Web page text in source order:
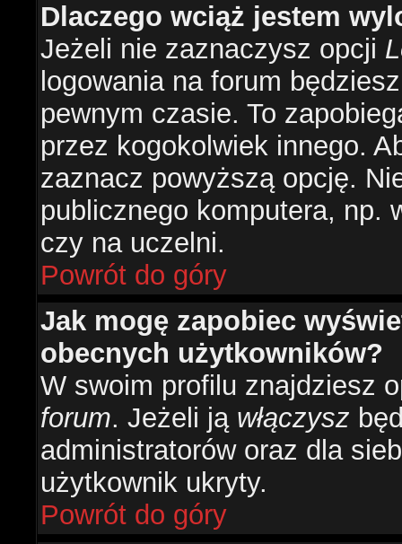
Dlaczego wciąż jestem
Jeżeli nie zaznaczysz opcji
logowania na forum
pewnym czasie. To
przez kogokolwiek innego.
zaznacz powyższą opcję.
publicznego komputera, np.
czy na uczelni.
Powrót do góry
Jak mogę zapobiec
obecnych użytkowników?
W swoim profilu znajdziesz
forum. Jeżeli ją włączysz
administratorów oraz dla
użytkownik ukryty.
Powrót do góry